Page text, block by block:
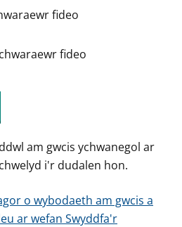
fideo
fideo
am gwcis ychwanegol ar
i'r dudalen hon.
o wybodaeth am gwcis a
ar wefan Swyddfa'r